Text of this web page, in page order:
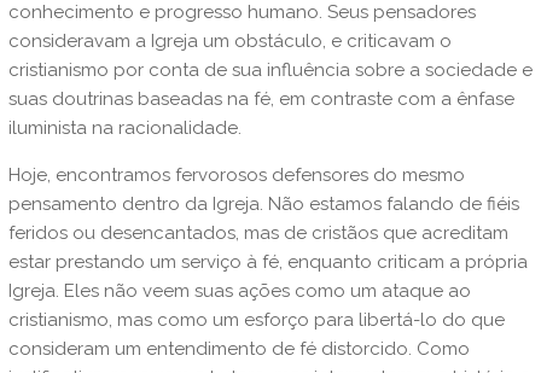
conhecimento e progresso humano. Seus pensadores
consideravam a Igreja um obstáculo, e criticavam o
cristianismo por conta de sua influência sobre a sociedade e
suas doutrinas baseadas na fé, em contraste com a ênfase
iluminista na racionalidade.
Hoje, encontramos fervorosos defensores do mesmo
pensamento dentro da Igreja. Não estamos falando de fiéis
feridos ou desencantados, mas de cristãos que acreditam
estar prestando um serviço à fé, enquanto criticam a própria
Igreja. Eles não veem suas ações como um ataque ao
cristianismo, mas como um esforço para libertá-lo do que
consideram um entendimento de fé distorcido. Como